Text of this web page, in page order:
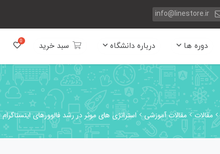
info@linestore.ir
دوره ها درباره دانشگاه سبد خرید
مقالات مقالات آموزشی استراتژی های موثر در رشد فالوورهای اینستاگرام